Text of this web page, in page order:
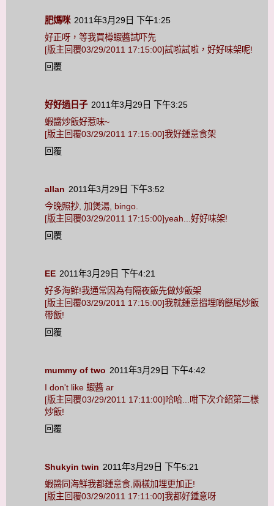
肥媽咪 2011年3月29日 下午1:25
好正呀，等我買樽蝦醬試吓先
[版主回覆03/29/2011 17:15:00]試啦試啦，好好味架呢!
回覆
好好過日子 2011年3月29日 下午3:25
蝦醬炒飯好惹味~
[版主回覆03/29/2011 17:15:00]我好鍾意食架
回覆
allan 2011年3月29日 下午3:52
今晚照抄, 加煲湯, bingo.
[版主回覆03/29/2011 17:15:00]yeah...好好味架!
回覆
EE 2011年3月29日 下午4:21
好多海鮮!我通常因為有隔夜飯先做炒飯架
[版主回覆03/29/2011 17:15:00]我就鍾意搵埋啲餸尾炒飯
帶飯!
回覆
mummy of two 2011年3月29日 下午4:42
I don't like 蝦醬 ar
[版主回覆03/29/2011 17:11:00]哈哈...咁下次介紹第二樣
炒飯!
回覆
Shukyin twin 2011年3月29日 下午5:21
蝦醬同海鮮我都鍾意食,兩樣加埋更加正!
[版主回覆03/29/2011 17:11:00]我都好鍾意呀